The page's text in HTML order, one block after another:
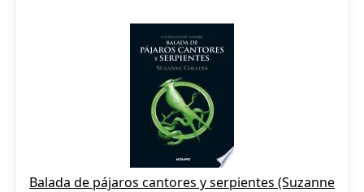
Balada de pájaros cantores y serpientes (Suzanne